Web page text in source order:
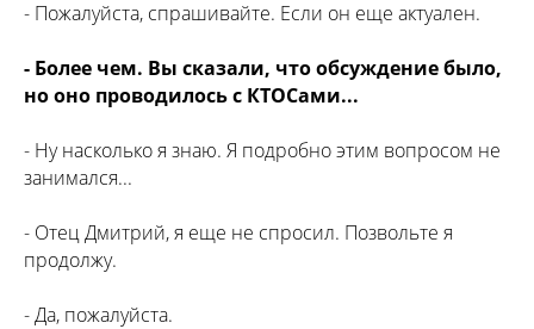
- Пожалуйста, спрашивайте. Если он еще актуален.
- Более чем. Вы сказали, что обсуждение было,
но оно проводилось с КТОСами...
- Ну насколько я знаю. Я подробно этим вопросом не
занимался...
- Отец Дмитрий, я еще не спросил. Позвольте я
продолжу.
- Да, пожалуйста.